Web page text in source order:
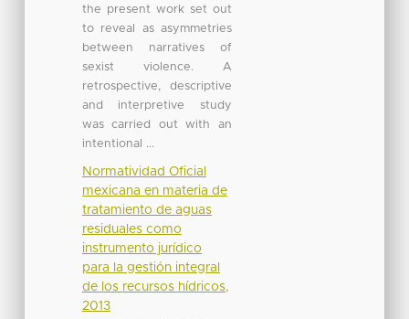
the present work set out
to reveal as asymmetries
between narratives of
sexist violence. A
retrospective, descriptive
and interpretive study
was carried out with an
intentional ...
Normatividad Oficial
mexicana en materia de
tratamiento de aguas
residuales como
instrumento jurídico
para la gestión integral
de los recursos hídricos,
2013